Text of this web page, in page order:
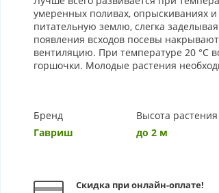
умеренных поливах, опрыскиваниях
питательную землю, слегка
появления всходов посевы
вентиляцию. При температуре 20 °C
горшочки. Молодые растения
Бренд
Гавриш
Высота растения
до 2 м
Скидка при онлайн-оплате!